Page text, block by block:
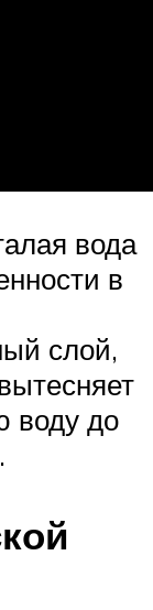
вода
в
слой,
воду до